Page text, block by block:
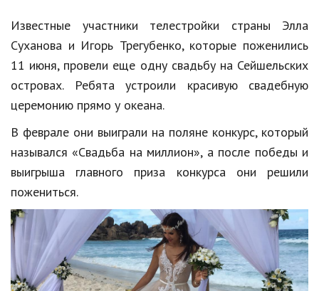
Наука и техника
Политика
Образование
В мире
Культура
Авто, мото
Спорт
Знаменитости
Статьи
Известные участники телестройки страны Элла
Суханова и Игорь Трегубенко, которые поженились
11 июня, провели еще одну свадьбу на Сейшельских
островах. Ребята устроили красивую свадебную
церемонию прямо у океана.
В феврале они выиграли на поляне конкурс, который
назывался «Свадьба на миллион», а после победы и
выигрыша главного приза конкурса они решили
пожениться.